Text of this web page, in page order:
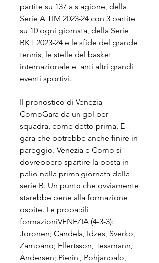
partite su 137 a stagione, della
Serie A TIM 2023-24 con 3 partite
su 10 ogni giornata, della Serie
BKT 2023-24 e le sfide del grande
tennis, le stelle del basket
internazionale e tanti altri grandi
eventi sportivi.
Il pronostico di Venezia-
ComoGara da un gol per
squadra, come detto prima. E
gara che potrebbe anche finire in
pareggio. Venezia e Como si
dovrebbero spartire la posta in
palio nella prima giornata della
serie B. Un punto che ovviamente
starebbe bene alla formazione
ospite. Le probabili
formazioniVENEZIA (4-3-3):
Joronen; Candela, Idzes, Sverko,
Zampano; Ellertsson, Tessmann,
Andersen; Pierini, Pohjanpalo,